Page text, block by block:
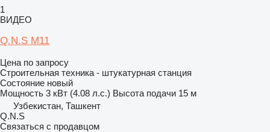
1
ВИДЕО
Q.N.S М11
Цена по запросу
Строительная техника - штукатурная станция
Состояние новый
Мощность 3 кВт (4.08 л.с.) Высота подачи 15 м
Узбекистан, Ташкент
Q.N.S
Связаться с продавцом